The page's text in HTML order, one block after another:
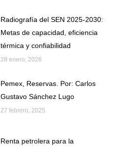
Radiografía del SEN 2025-2030:
Metas de capacidad, eficiencia
térmica y confiabilidad
28 enero, 2026
Pemex, Reservas. Por: Carlos
Gustavo Sánchez Lugo
27 febrero, 2025
Renta petrolera para la